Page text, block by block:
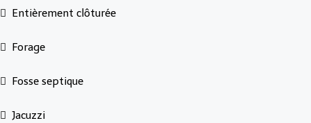
Entièrement clôturée
Forage
Fosse septique
Jacuzzi